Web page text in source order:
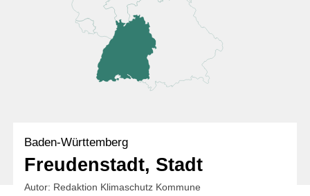
Baden-Württemberg
Freudenstadt, Stadt
Autor: Redaktion Klimaschutz Kommune